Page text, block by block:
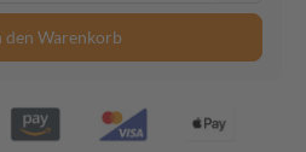
den Warenkorb